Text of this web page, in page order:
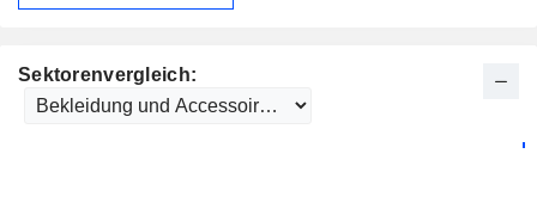
Sektorenvergleich: